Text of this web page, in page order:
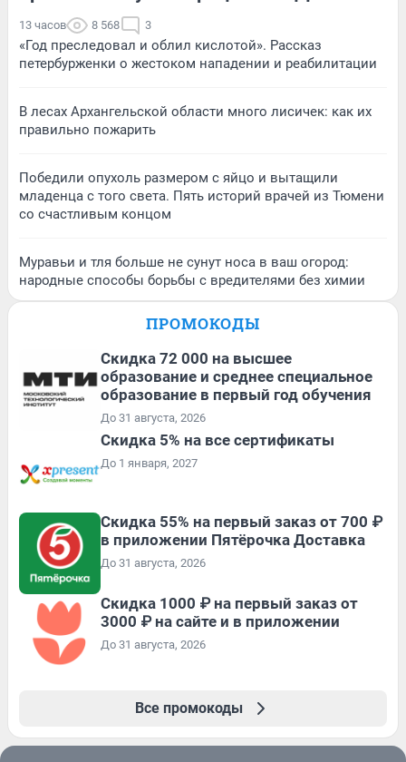
13 часов 8 568 3
«Год преследовал и облил кислотой». Рассказ
петербурженки о жестоком нападении и реабилитации
В лесах Архангельской области много лисичек: как их
правильно пожарить
Победили опухоль размером с яйцо и вытащили
младенца с того света. Пять историй врачей из Тюмени
со счастливым концом
Муравьи и тля больше не сунут носа в ваш огород:
народные способы борьбы с вредителями без химии
ПРОМОКОДЫ
Скидка 72 000 на высшее
образование и среднее специальное
образование в первый год обучения
До 31 августа, 2026
Скидка 5% на все сертификаты
До 1 января, 2027
Скидка 55% на первый заказ от 700 ₽
в приложении Пятёрочка Доставка
До 31 августа, 2026
Скидка 1000 ₽ на первый заказ от
3000 ₽ на сайте и в приложении
До 31 августа, 2026
Все промокоды